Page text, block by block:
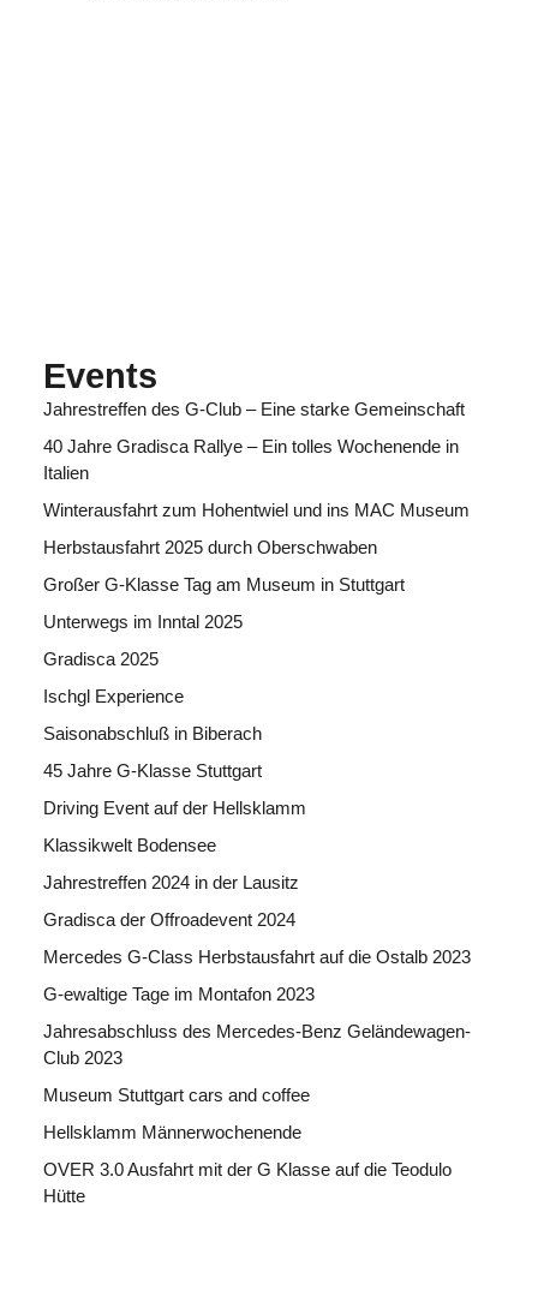
Events
Jahrestreffen des G-Club – Eine starke Gemeinschaft
40 Jahre Gradisca Rallye – Ein tolles Wochenende in
Italien
Winterausfahrt zum Hohentwiel und ins MAC Museum
Herbstausfahrt 2025 durch Oberschwaben
Großer G-Klasse Tag am Museum in Stuttgart
Unterwegs im Inntal 2025
Gradisca 2025
Ischgl Experience
Saisonabschluß in Biberach
45 Jahre G-Klasse Stuttgart
Driving Event auf der Hellsklamm
Klassikwelt Bodensee
Jahrestreffen 2024 in der Lausitz
Gradisca der Offroadevent 2024
Mercedes G-Class Herbstausfahrt auf die Ostalb 2023
G-ewaltige Tage im Montafon 2023
Jahresabschluss des Mercedes-Benz Geländewagen-
Club 2023
Museum Stuttgart cars and coffee
Hellsklamm Männerwochenende
OVER 3.0 Ausfahrt mit der G Klasse auf die Teodulo
Hütte